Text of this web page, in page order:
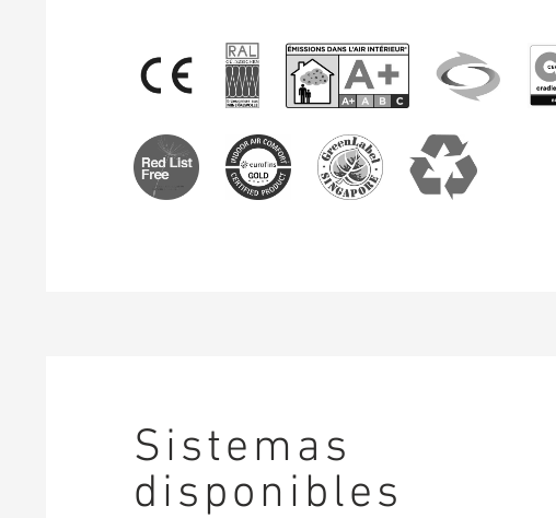
Sistemas
disponibles